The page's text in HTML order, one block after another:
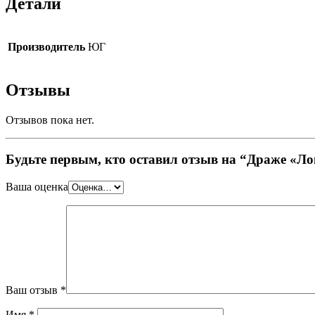
Производитель ЮГ
Отзывы
Отзывов пока нет.
Будьте первым, кто оставил отзыв на “Драже
Ваша оценка
Ваш отзыв *